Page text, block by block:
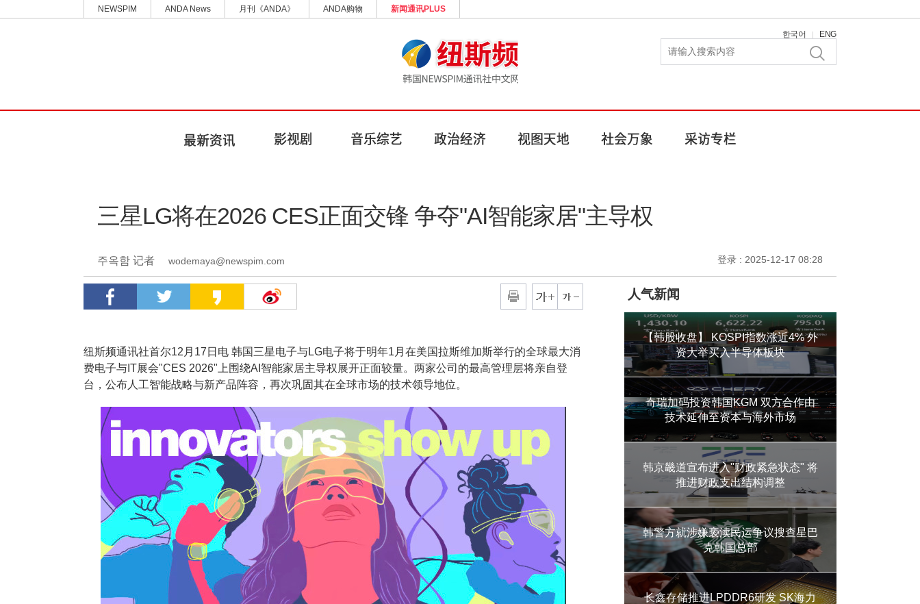
NEWSPIM ANDA News 月刊《ANDA》 ANDA购物 新闻通讯PLUS
한국어 | ENG
三星LG将在2026 CES正面交锋 争夺"AI智能家居"主导权
주옥함 记者 wodemaya@newspim.com 登录 : 2025-12-17 08:28
纽斯频通讯社首尔12月17日电 韩国三星电子与LG电子将于明年1月在美国拉斯维加斯举行的全球最大消
费电子与IT展会"CES 2026"上围绕AI智能家居主导权展开正面较量。两家公司的最高管理层将亲自登
台，公布人工智能战略与新产品阵容，再次巩固其在全球市场的技术领导地位。
人气新闻
【韩股收盘】 KOSPI指数涨近4% 外
资大举买入半导体板块
奇瑞加码投资韩国KGM 双方合作由
技术延伸至资本与海外市场
韩京畿道宣布进入"财政紧急状态" 将
推进财政支出结构调整
韩警方就涉嫌亵渎民运争议搜查星巴
克韩国总部
长鑫存储推进LPDDR6研发 SK海力